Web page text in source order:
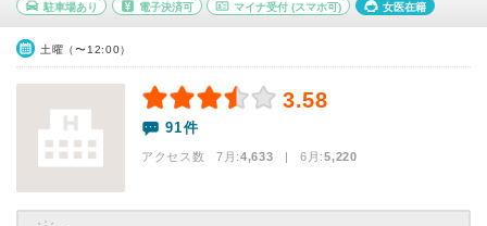
駐車場あり 電子決済可 マイナ受付 (スマホ可) 女医在籍
土曜（〜12:00）
3.58
91件
アクセス数 7月:4,633 | 6月:5,220